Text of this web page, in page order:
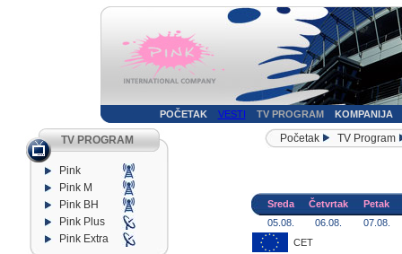
POČETAK VESTI TV PROGRAM KOMPANIJA
TV PROGRAM
Pink
Pink M
Pink BH
Pink Plus
Pink Extra
Početak TV Program
Sreda Četvrtak
Petak
05.08.
06.08.
07.08.
CET